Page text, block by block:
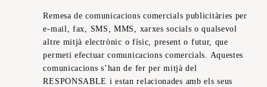
Remesa de comunicacions comercials publicitàries per
e-mail, fax, SMS, MMS, xarxes socials o qualsevol
altre mitjà electrònic o físic, present o futur, que
permeti efectuar comunicacions comercials. Aquestes
comunicacions s’han de fer per mitjà del
RESPONSABLE i estan relacionades amb els seus